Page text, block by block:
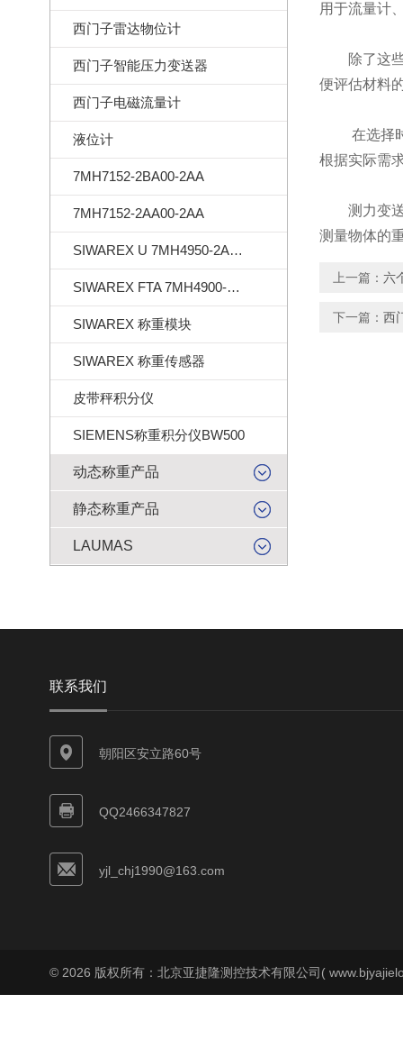
西门子雷达物位计
西门子智能压力变送器
西门子电磁流量计
液位计
7MH7152-2BA00-2AA
7MH7152-2AA00-2AA
SIWAREX U 7MH4950-2AA01
SIWAREX FTA 7MH4900-2AA01
SIWAREX 称重模块
SIWAREX 称重传感器
皮带秤积分仪
SIEMENS称重积分仪BW500
动态称重产品
静态称重产品
LAUMAS
用于流量计
除了这些
便评估材料
在选择时
根据实际需
测力变
测量物体的
上一篇： 六
下一篇： 西
联系我们
朝阳区安立路60号
QQ2466347827
yjl_chj1990@163.com
© 2026 版权所有：北京亚捷隆测控技术有限公司(